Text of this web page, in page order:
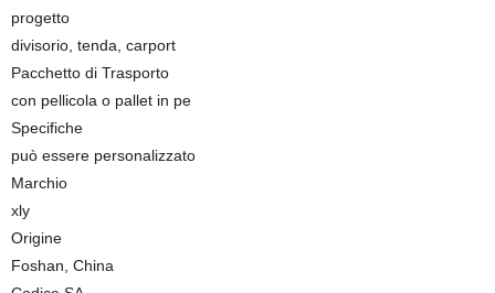
progetto
divisorio, tenda, carport
Pacchetto di Trasporto
con pellicola o pallet in pe
Specifiche
può essere personalizzato
Marchio
xly
Origine
Foshan, China